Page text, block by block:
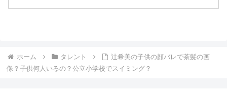
ホーム タレント
辻希美の子供の顔バレで茶髪の画
像？子供何人いるの？公立小学校でスイミング？